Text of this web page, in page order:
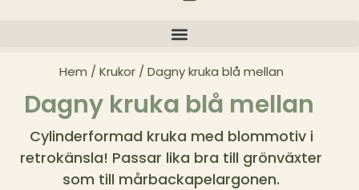
Hem / Krukor/ Dagny kruka blå mellan
Dagny kruka blå mellan
Cylinderformad kruka med blommotiv i
retrokänsla! Passar lika bra till grönväxter
som till mårbackapelargonen.